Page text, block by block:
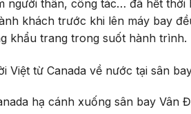
người thân, công tác… đã hết thời
khách trước khi lên máy bay
khẩu trang trong suốt hành trình.
hạ cánh xuống sân bay Vân